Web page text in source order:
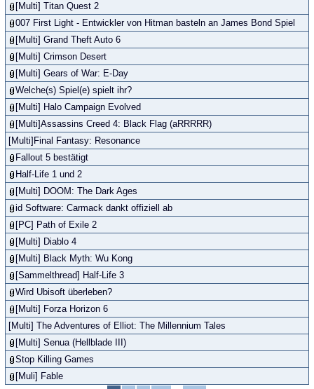
[Multi] Titan Quest 2
007 First Light - Entwickler von Hitman basteln an James Bond Spiel
[Multi] Grand Theft Auto 6
[Multi] Crimson Desert
[Multi] Gears of War: E-Day
Welche(s) Spiel(e) spielt ihr?
[Multi] Halo Campaign Evolved
[Multi]Assassins Creed 4: Black Flag (aRRRRR)
[Multi]Final Fantasy: Resonance
Fallout 5 bestätigt
Half-Life 1 und 2
[Multi] DOOM: The Dark Ages
id Software: Carmack dankt offiziell ab
[PC] Path of Exile 2
[Multi] Diablo 4
[Multi] Black Myth: Wu Kong
[Sammelthread] Half-Life 3
Wird Ubisoft überleben?
[Multi] Forza Horizon 6
[Multi] The Adventures of Elliot: The Millennium Tales
[Multi] Senua (Hellblade III)
Stop Killing Games
[Muli] Fable